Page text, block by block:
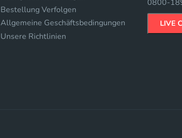
Bestellung Verfolgen
Allgemeine Geschäftsbedingungen
Unsere Richtlinien
0800-
LIVE